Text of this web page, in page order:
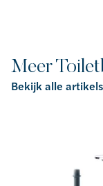
Meer
Bekijk alle artikels